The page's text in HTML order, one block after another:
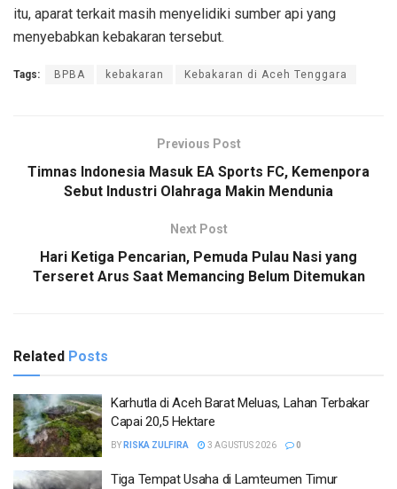
itu, aparat terkait masih menyelidiki sumber api yang
menyebabkan kebakaran tersebut.
Tags: BPBA kebakaran Kebakaran di Aceh Tenggara
Previous Post
Timnas Indonesia Masuk EA Sports FC, Kemenpora
Sebut Industri Olahraga Makin Mendunia
Next Post
Hari Ketiga Pencarian, Pemuda Pulau Nasi yang
Terseret Arus Saat Memancing Belum Ditemukan
Related Posts
Karhutla di Aceh Barat Meluas, Lahan Terbakar
Capai 20,5 Hektare
BY RISKA ZULFIRA 3 AGUSTUS 2026 0
Tiga Tempat Usaha di Lamteumen Timur